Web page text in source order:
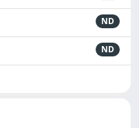
ND
ND